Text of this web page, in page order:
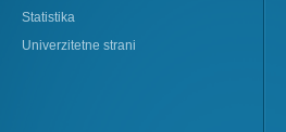
Statistika
Univerzitetne strani